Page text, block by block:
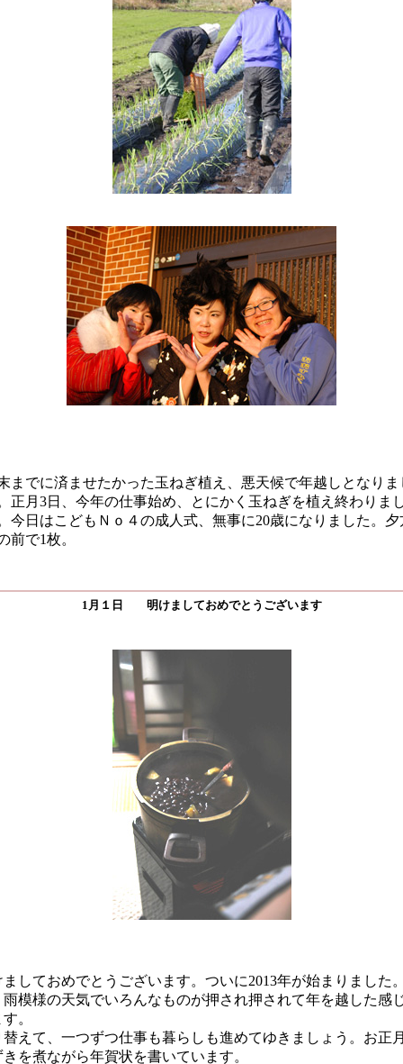
までに済ませたかった玉ねぎ植え、悪天候で年越しとなりま
正月3日、今年の仕事始め、とにかく玉ねぎを植え終わりま
今日はこどもＮｏ４の成人式、無事に20歳になりました。夕
前で1枚。
1月１日 明けましておめでとうございます
ましておめでとうございます。ついに2013年が始まりました
雨模様の天気でいろんなものが押され押されて年を越した感
。
替えて、一つずつ仕事も暮らしも進めてゆきましょう。お正月
きを煮ながら年賀状を書いています。